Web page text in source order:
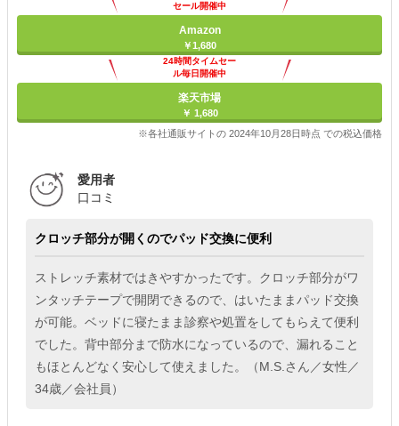
セール開催中
Amazon
￥1,680
24時間タイムセー
ル毎日開催中
楽天市場
￥ 1,680
※各社通販サイトの 2024年10月28日時点 での税込価格
愛用者
口コミ
クロッチ部分が開くのでパッド交換に便利
ストレッチ素材ではきやすかったです。クロッチ部分がワ
ンタッチテープで開閉できるので、はいたままパッド交換
が可能。ベッドに寝たまま診察や処置をしてもらえて便利
でした。背中部分まで防水になっているので、漏れること
もほとんどなく安心して使えました。（M.S.さん／女性／
34歳／会社員）